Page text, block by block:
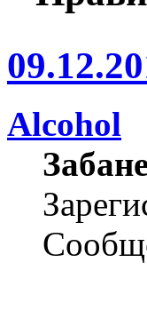
Alcohol